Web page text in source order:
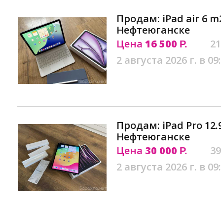
Продам: iPad air 6
Нефтеюганске
Цена 16 500 Р.
2 августа 2026 г. в
Продам: iPad Pro
Нефтеюганске
Цена 30 000 Р.
2 августа 2026 г. в